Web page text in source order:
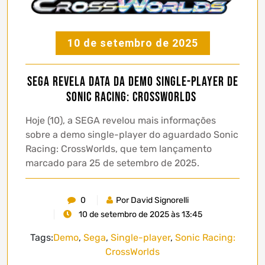
10 de setembro de 2025
SEGA revela data da demo single-player de
Sonic Racing: CrossWorlds
Hoje (10), a SEGA revelou mais informações
sobre a demo single-player do aguardado Sonic
Racing: CrossWorlds, que tem lançamento
marcado para 25 de setembro de 2025.
0
Por David Signorelli
10 de setembro de 2025 às 13:45
Tags:Demo, Sega, Single-player, Sonic Racing:
CrossWorlds